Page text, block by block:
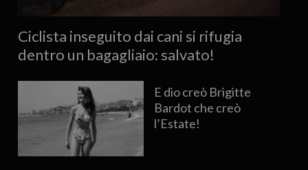
Ciclista inseguito dai cani si rifugia
dentro un bagagliaio: salvato!
E dio creò Brigitte
Bardot che creò
l’Estate!